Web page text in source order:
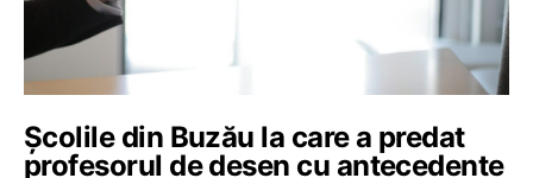
Școlile din Buzău la care a predat
profesorul de desen cu antecedente